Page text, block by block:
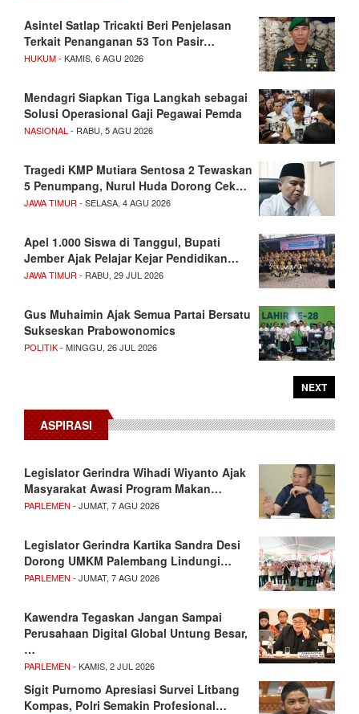
Asintel Satlap Tricakti Beri Penjelasan
Terkait Penanganan 53 Ton Pasir…
HUKUM- KAMIS, 6 AGU 2026
Mendagri Siapkan Tiga Langkah sebagai
Solusi Operasional Gaji Pegawai Pemda
NASIONAL - RABU, 5 AGU 2026
Tragedi KMP Mutiara Sentosa 2 Tewaskan
5 Penumpang, Nurul Huda Dorong Cek…
JAWA TIMUR - SELASA, 4 AGU 2026
Apel 1.000 Siswa di Tanggul, Bupati
Jember Ajak Pelajar Kejar Pendidikan…
JAWA TIMUR - RABU, 29 JUL 2026
Gus Muhaimin Ajak Semua Partai Bersatu
Sukseskan Prabowonomics
POLITIK- MINGGU, 26 JUL 2026
NEXT
ASPIRASI
Legislator Gerindra Wihadi Wiyanto Ajak
Masyarakat Awasi Program Makan…
PARLEMEN - JUMAT, 7 AGU 2026
Legislator Gerindra Kartika Sandra Desi
Dorong UMKM Palembang Lindungi…
PARLEMEN - JUMAT, 7 AGU 2026
Kawendra Tegaskan Jangan Sampai
Perusahaan Digital Global Untung Besar,
…
PARLEMEN - KAMIS, 2 JUL 2026
Sigit Purnomo Apresiasi Survei Litbang
Kompas, Polri Semakin Profesional…